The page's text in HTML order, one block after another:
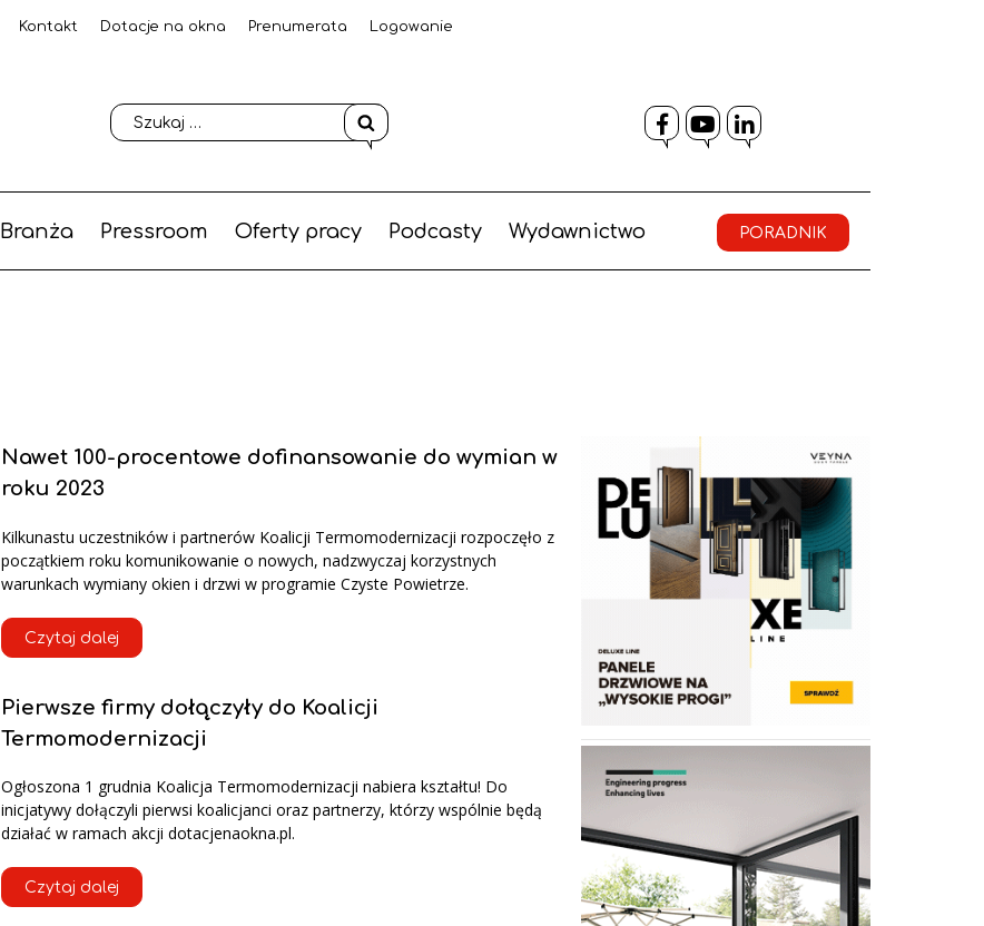
Kontakt Dotacje na okna Prenumerata Logowanie
Facebook
YouTube
LinkedIn
Branża Pressroom Oferty pracy Podcasty Wydawnictwo PORADNIK
Nawet 100-procentowe dofinansowanie do wymian w
roku 2023
Kilkunastu uczestników i partnerów Koalicji Termomodernizacji rozpoczęło z
początkiem roku komunikowanie o nowych, nadzwyczaj korzystnych
warunkach wymiany okien i drzwi w programie Czyste Powietrze.
Czytaj dalej
Pierwsze firmy dołączyły do Koalicji
Termomodernizacji
Ogłoszona 1 grudnia Koalicja Termomodernizacji nabiera kształtu! Do
inicjatywy dołączyli pierwsi koalicjanci oraz partnerzy, którzy wspólnie będą
działać w ramach akcji dotacjenaokna.pl.
Czytaj dalej